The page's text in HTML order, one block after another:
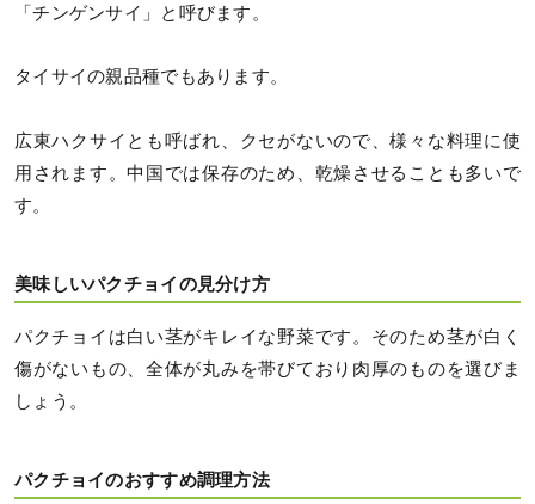
「チンゲンサイ」と呼びます。
タイサイの親品種でもあります。
広東ハクサイとも呼ばれ、クセがないので、様々な料理に使
用されます。中国では保存のため、乾燥させることも多いで
す。
美味しいパクチョイの見分け方
パクチョイは白い茎がキレイな野菜です。そのため茎が白く
傷がないもの、全体が丸みを帯びており肉厚のものを選びま
しょう。
パクチョイのおすすめ調理方法